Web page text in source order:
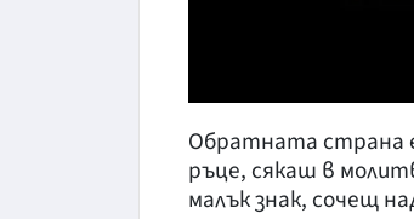
Обратната страна
ръце, сякаш в
малък знак, сочещ